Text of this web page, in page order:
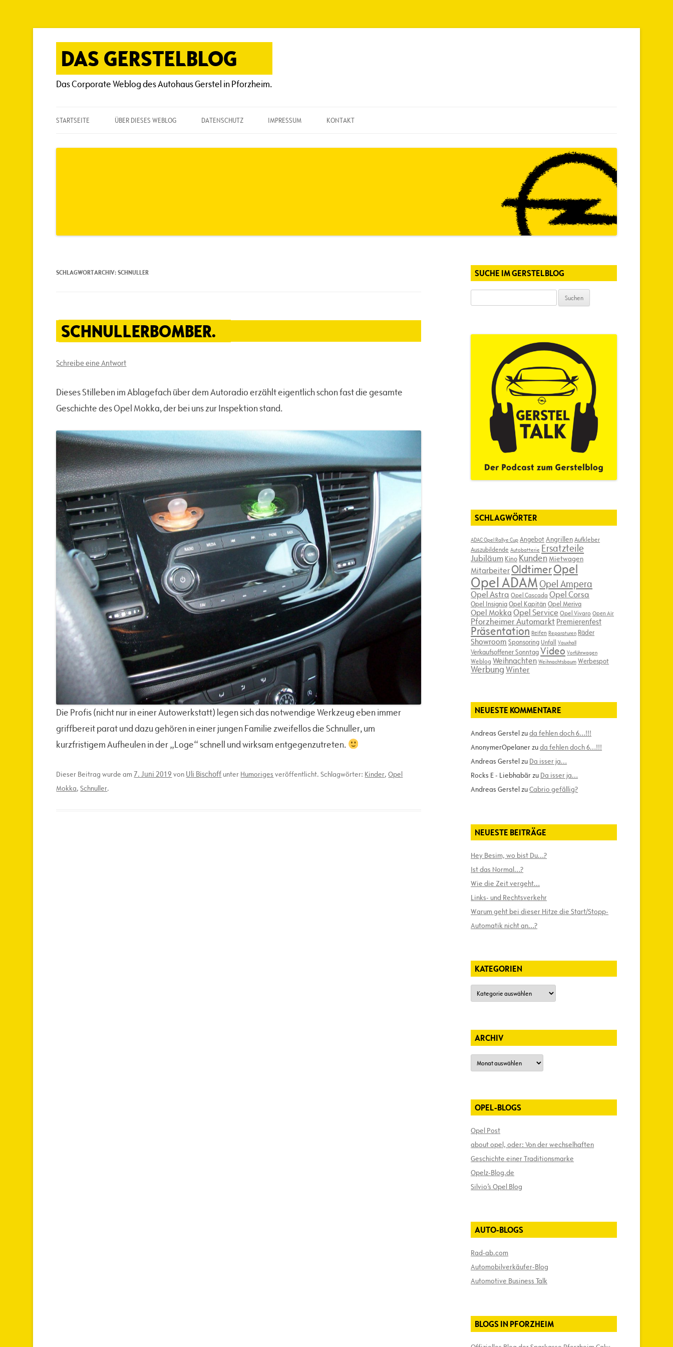
Zum
Inhalt
DAS GERSTELBLOG
Das Corporate Weblog des Autohaus Gerstel in Pforzheim.
STARTSEITE ÜBER DIESES WEBLOG DATENSCHUTZ IMPRESSUM KONTAKT
SCHLAGWORTARCHIV:SCHNULLER
SCHNULLERBOMBER.
Schreibe eine Antwort
Dieses Stilleben im Ablagefach über dem Autoradio erzählt eigentlich schon fast die gesamte
Geschichte des Opel Mokka, der bei uns zur Inspektion stand.
Die Profis (nicht nur in einer Autowerkstatt) legen sich das notwendige Werkzeug eben immer
griffbereit parat und dazu gehören in einer jungen Familie zweifellos die Schnuller, um
kurzfristigem Aufheulen in der „Loge“ schnell und wirksam entgegenzutreten.
Dieser Beitrag wurde am 7. Juni 2019 von Uli Bischoff unter Humoriges veröffentlicht. Schlagwörter: Kinder,Opel
Mokka,Schnuller.
SUCHE IM GERSTELBLOG
nach:
SCHLAGWÖRTER
ADAC Opel Rallye Cup AngebotAngrillenAufkleber
Auszubildende Autobatterie Ersatzteile
Jubiläum Kino Kunden Mietwagen
Mitarbeiter OldtimerOpel
Opel ADAM Opel Ampera
Opel Astra Opel Cascada Opel Corsa
Opel InsigniaOpel Kapitän Opel Meriva
Opel Mokka Opel ServiceOpel Vivaro Open Air
Pforzheimer Automarkt Premierenfest
Präsentation Reifen Reparaturen Räder
Showroom Sponsoring Unfall Vauxhall
Verkaufsoffener SonntagVideo Vorführwagen
Weblog Weihnachten Weihnachtsbaum Werbespot
WerbungWinter
NEUESTE KOMMENTARE
Andreas Gerstelzuda fehlen doch 6…!!!
AnonymerOpelanerzuda fehlen doch 6…!!!
Andreas Gerstelzu Da isser ja…
Rocks E - Liebhabärzu Da isser ja…
Andreas GerstelzuCabrio gefällig?
NEUESTE BEITRÄGE
Hey Besim, wo bist Du…?
Ist das Normal…?
Wie die Zeit vergeht…
Links- und Rechtsverkehr
Warum geht bei dieser Hitze die Start/Stopp-
Automatik nicht an…?
KATEGORIEN
Kategorien
ARCHIV
Archiv
OPEL-BLOGS
Opel Post
about opel, oder: Von der wechselhaften
Geschichte einer Traditionsmarke
Opelz-Blog.de
Silvio’s Opel Blog
AUTO-BLOGS
Rad-ab.com
Automobilverkäufer-Blog
Automotive Business Talk
BLOGS IN PFORZHEIM